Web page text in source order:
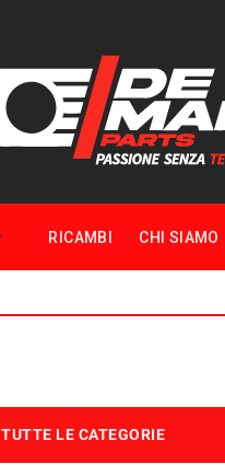
RICAMBI CHI SIAMO
TUTTE LE CATEGORIE